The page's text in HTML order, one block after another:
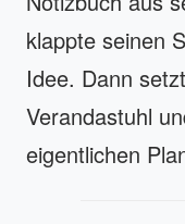
klappte seinen
Idee. Dann
Verandastuhl
eigentlichen